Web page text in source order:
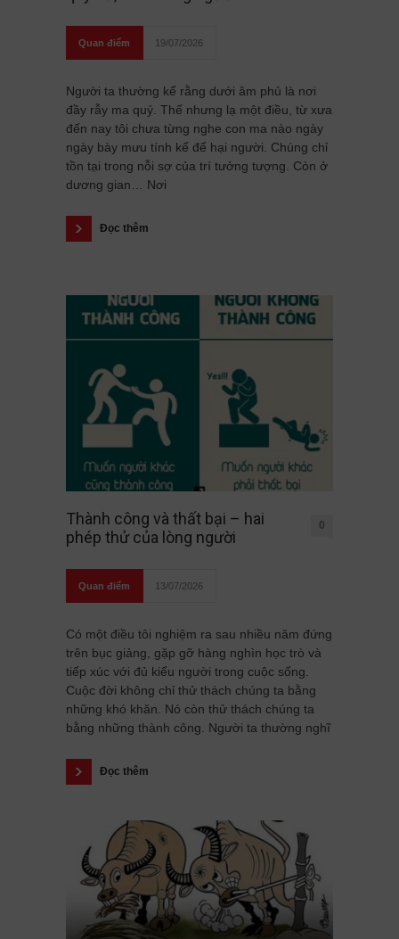
Quan điểm 19/07/2026
Người ta thường kể rằng dưới âm phủ là nơi
đầy rẫy ma quỷ. Thế nhưng lạ một điều, từ xưa
đến nay tôi chưa từng nghe con ma nào ngày
ngày bày mưu tính kế để hại người. Chúng chỉ
tồn tại trong nỗi sợ của trí tưởng tượng. Còn ở
dương gian… Nơi
Đọc thêm
Thành công và thất bại – hai
phép thử của lòng người
0
Quan điểm 13/07/2026
Có một điều tôi nghiệm ra sau nhiều năm đứng
trên bục giảng, gặp gỡ hàng nghìn học trò và
tiếp xúc với đủ kiểu người trong cuộc sống.
Cuộc đời không chỉ thử thách chúng ta bằng
những khó khăn. Nó còn thử thách chúng ta
bằng những thành công. Người ta thường nghĩ
Đọc thêm